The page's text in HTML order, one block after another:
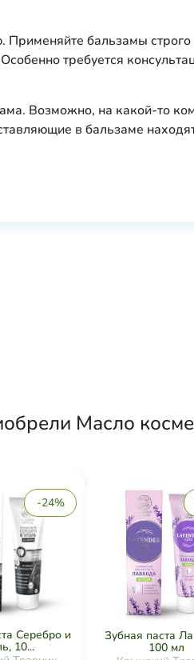
Применяйте бальзамы
требуется
Возможно, на какой-то
в бальзаме
Масло
-24%
Серебро и
10...
Зубная паста
100 мл